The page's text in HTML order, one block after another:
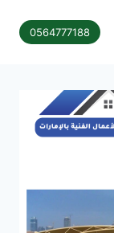
0564777188